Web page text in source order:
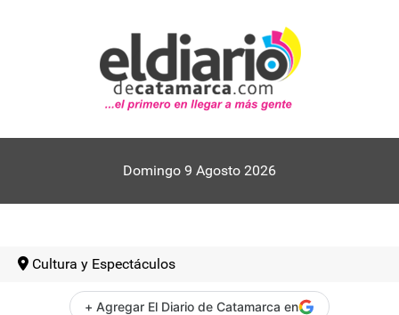
Domingo 9 Agosto 2026
Cultura y Espectáculos
+ Agregar El Diario de Catamarca en